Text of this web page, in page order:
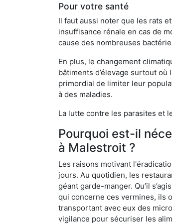
Pour votre santé
Il faut aussi noter que les rats
insuffisance rénale en cas de
cause des nombreuses
En plus, le changement
bâtiments d’élevage surtout
primordial de limiter leur
à des maladies.
La lutte contre les parasites et
Pourquoi est-il
à Malestroit ?
Les raisons motivant
jours. Au quotidien, les
géant garde-manger. Qu’il
qui concerne ces vermines, ils
transportant avec eux des
vigilance pour sécuriser les